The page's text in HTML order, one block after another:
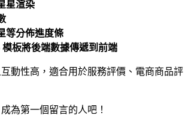
星渲染
等分佈進度條
模板將後端數據傳遞到前端
動性高，適合用於服務評價、電商商品評
為第一個留言的人吧！